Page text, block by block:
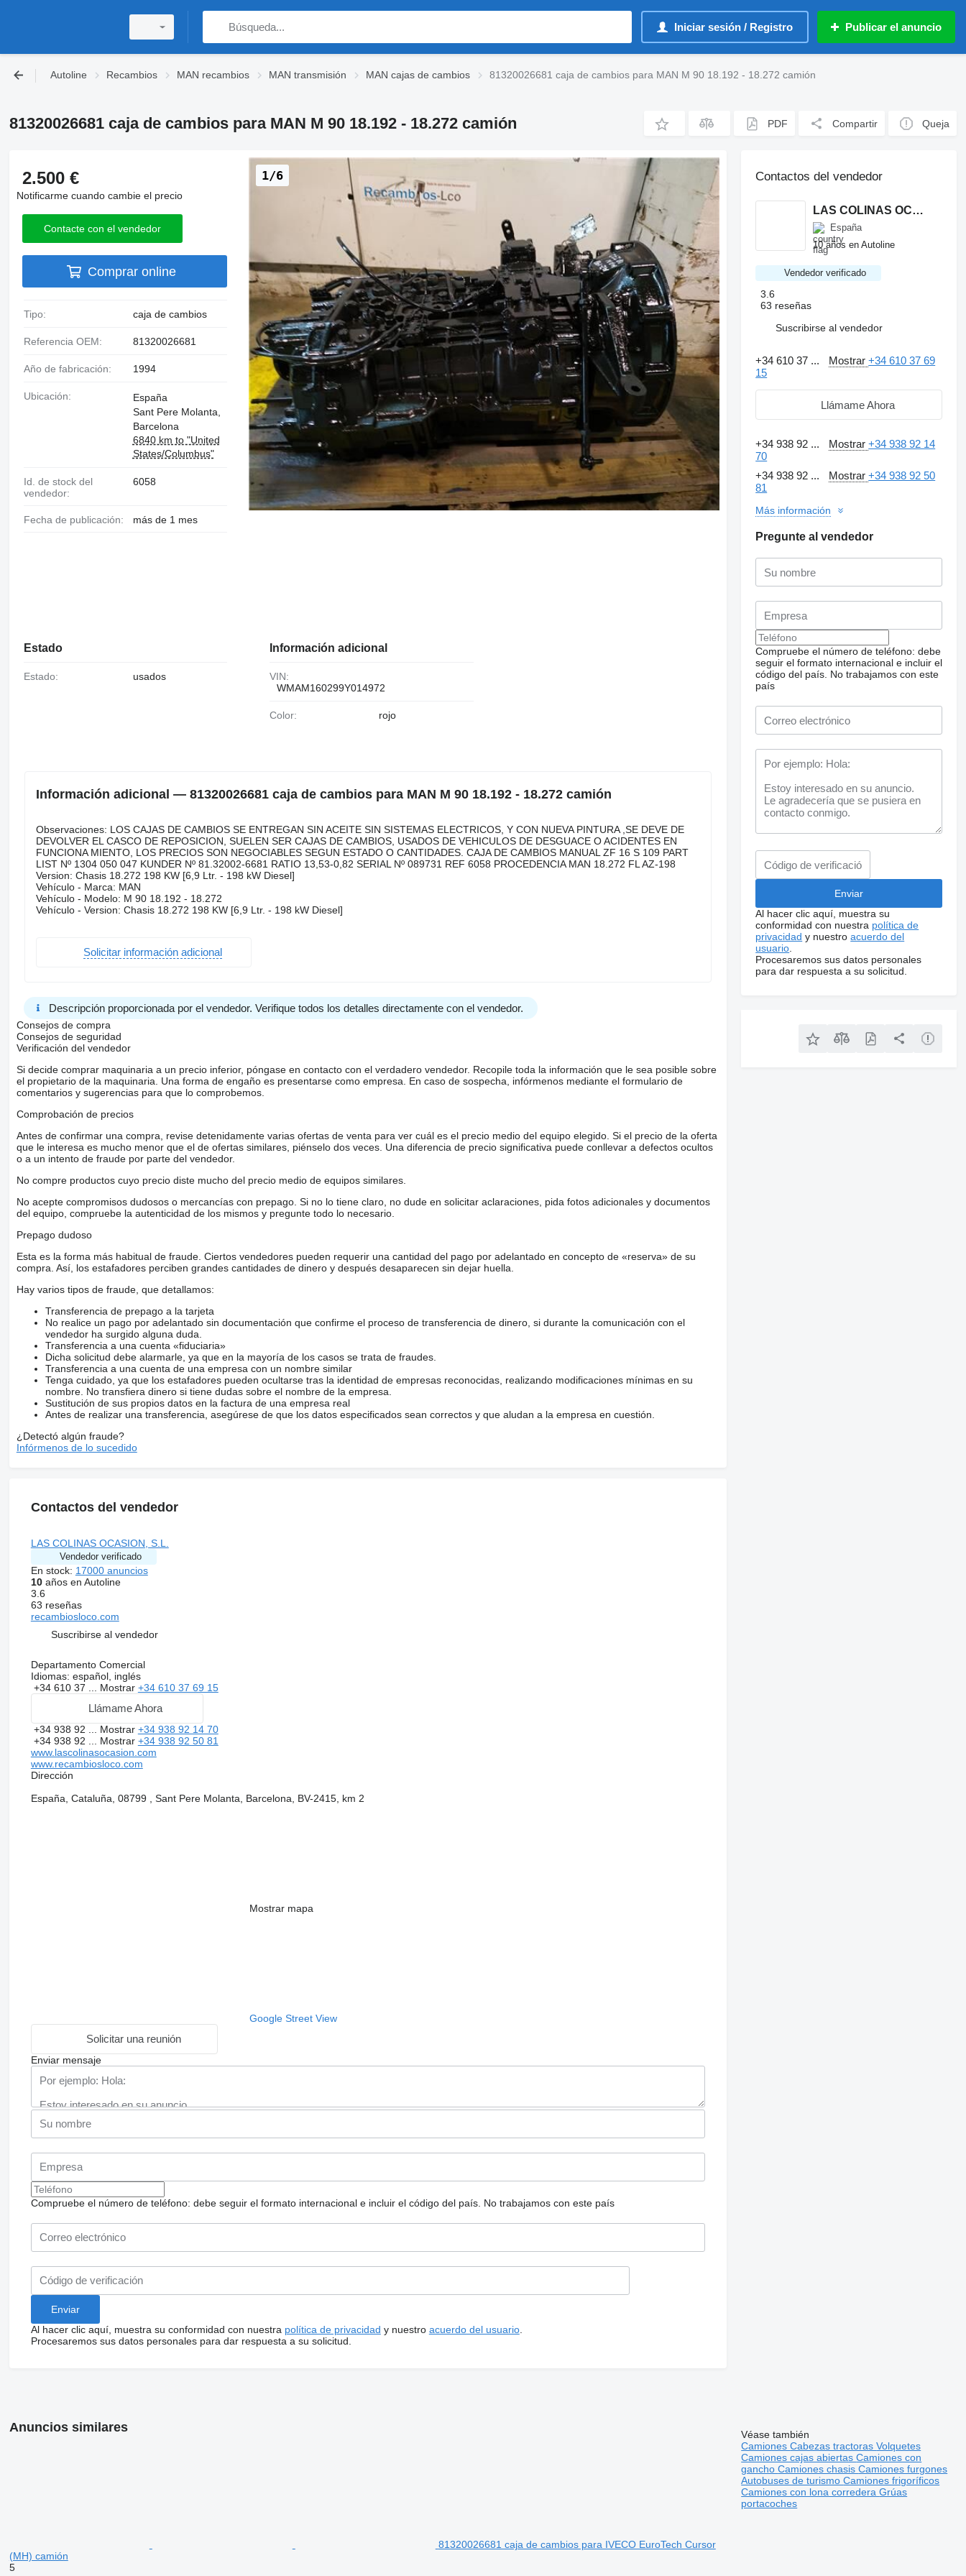
Iniciar sesión / Registro Publicar el anuncio
Autoline Recambios MAN recambios MAN transmisión MAN cajas de cambios 81320026681 caja de cambios para MAN M 90 18.192 - 18.272 camión
81320026681 caja de cambios para MAN M 90 18.192 - 18.272 camión PDF Compartir Queja
1/6
2.500 €
Notificarme cuando cambie el precio
Contacte con el vendedor
Comprar online
Tipo: caja de cambios
Referencia OEM: 81320026681
Año de fabricación: 1994
Ubicación:
España
Sant Pere Molanta,
Barcelona
6840 km to "United
States/Columbus"
Id. de stock del
vendedor:
6058
Fecha de publicación: más de 1 mes
Estado
Estado: usados
Información adicional
VIN:
WMAM160299Y014972
Color: rojo
Información adicional — 81320026681 caja de cambios para MAN M 90 18.192 - 18.272 camión
Observaciones: LOS CAJAS DE CAMBIOS SE ENTREGAN SIN ACEITE SIN SISTEMAS ELECTRICOS, Y CON NUEVA PINTURA ,SE DEVE DE
DEVOLVER EL CASCO DE REPOSICION, SUELEN SER CAJAS DE CAMBIOS, USADOS DE VEHICULOS DE DESGUACE O ACIDENTES EN
FUNCIONA MIENTO, LOS PRECIOS SON NEGOCIABLES SEGUN ESTADO O CANTIDADES. CAJA DE CAMBIOS MANUAL ZF 16 S 109 PART
LIST Nº 1304 050 047 KUNDER Nº 81.32002-6681 RATIO 13,53-0,82 SERIAL Nº 089731 REF 6058 PROCEDENCIA MAN 18.272 FL AZ-198
Version: Chasis 18.272 198 KW [6,9 Ltr. - 198 kW Diesel]
Vehículo - Marca: MAN
Vehículo - Modelo: M 90 18.192 - 18.272
Vehículo - Version: Chasis 18.272 198 KW [6,9 Ltr. - 198 kW Diesel]
Solicitar información adicional
Descripción proporcionada por el vendedor. Verifique todos los detalles directamente con el vendedor.
Consejos de compra
Consejos de seguridad
Verificación del vendedor
Si decide comprar maquinaria a un precio inferior, póngase en contacto con el verdadero vendedor. Recopile toda la información que le sea posible sobre
el propietario de la maquinaria. Una forma de engaño es presentarse como empresa. En caso de sospecha, infórmenos mediante el formulario de
comentarios y sugerencias para que lo comprobemos.
Comprobación de precios
Antes de confirmar una compra, revise detenidamente varias ofertas de venta para ver cuál es el precio medio del equipo elegido. Si el precio de la oferta
que le interesa es mucho menor que el de ofertas similares, piénselo dos veces. Una diferencia de precio significativa puede conllevar a defectos ocultos
o a un intento de fraude por parte del vendedor.
No compre productos cuyo precio diste mucho del precio medio de equipos similares.
No acepte compromisos dudosos o mercancías con prepago. Si no lo tiene claro, no dude en solicitar aclaraciones, pida fotos adicionales y documentos
del equipo, compruebe la autenticidad de los mismos y pregunte todo lo necesario.
Prepago dudoso
Esta es la forma más habitual de fraude. Ciertos vendedores pueden requerir una cantidad del pago por adelantado en concepto de «reserva» de su
compra. Así, los estafadores perciben grandes cantidades de dinero y después desaparecen sin dejar huella.
Hay varios tipos de fraude, que detallamos:
Transferencia de prepago a la tarjeta
No realice un pago por adelantado sin documentación que confirme el proceso de transferencia de dinero, si durante la comunicación con el
vendedor ha surgido alguna duda.
Transferencia a una cuenta «fiduciaria»
Dicha solicitud debe alarmarle, ya que en la mayoría de los casos se trata de fraudes.
Transferencia a una cuenta de una empresa con un nombre similar
Tenga cuidado, ya que los estafadores pueden ocultarse tras la identidad de empresas reconocidas, realizando modificaciones mínimas en su
nombre. No transfiera dinero si tiene dudas sobre el nombre de la empresa.
Sustitución de sus propios datos en la factura de una empresa real
Antes de realizar una transferencia, asegúrese de que los datos especificados sean correctos y que aludan a la empresa en cuestión.
¿Detectó algún fraude?
Infórmenos de lo sucedido
Contactos del vendedor
LAS COLINAS OCASION, S.L.
Vendedor verificado
En stock: 17000 anuncios
10años en Autoline
3.6
63 reseñas
recambiosloco.com
Suscribirse al vendedor
Departamento Comercial
Idiomas: español, inglés
+34 610 37 ... Mostrar +34 610 37 69 15
Llámame Ahora
+34 938 92 ... Mostrar +34 938 92 14 70
+34 938 92 ... Mostrar +34 938 92 50 81
www.lascolinasocasion.com
www.recambiosloco.com
Dirección
España, Cataluña, 08799 , Sant Pere Molanta, Barcelona, BV-2415, km 2
Mostrar mapa
Google Street View
Solicitar una reunión
Enviar mensaje
Compruebe el número de teléfono: debe seguir el formato internacional e incluir el código del país. No trabajamos con este país
Al hacer clic aquí, muestra su conformidad con nuestra política de privacidad y nuestro acuerdo del usuario.
Procesaremos sus datos personales para dar respuesta a su solicitud.
Contactos del vendedor
LAS COLINAS OCASION, S.L.
España
10 años en Autoline
Vendedor verificado
3.6
63 reseñas
Suscribirse al vendedor
+34 610 37 ... Mostrar+34 610 37 69
15
Llámame Ahora
+34 938 92 ... Mostrar+34 938 92 14
70
+34 938 92 ...
Mostrar+34 938 92 50
81
Más información
Pregunte al vendedor
Compruebe el número de teléfono: debe
seguir el formato internacional e incluir el
código del país. No trabajamos con este
país
Al hacer clic aquí, muestra su
conformidad con nuestra política de
privacidad y nuestroacuerdo del
usuario
Procesaremos sus datos personales
para dar respuesta a su solicitud.
Anuncios similares
81320026681 caja de cambios para IVECO EuroTech Cursor
(MH) camión
5
Véase también
CamionesCabezas tractorasVolquetes
Camiones cajas abiertasCamiones con
ganchoCamiones chasisCamiones furgones
Autobuses de turismoCamiones frigoríficos
Camiones con lona correderaGrúas
portacoches